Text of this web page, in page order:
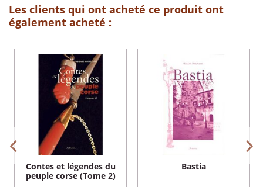
Les clients qui ont acheté ce produit ont
également acheté :
Contes et légendes du
peuple corse (Tome 2)
Bastia